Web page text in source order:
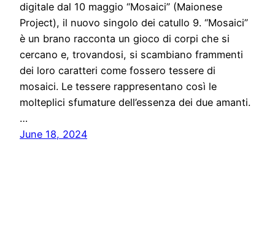
digitale dal 10 maggio “Mosaici” (Maionese
Project), il nuovo singolo dei catullo 9. “Mosaici”
è un brano racconta un gioco di corpi che si
cercano e, trovandosi, si scambiano frammenti
dei loro caratteri come fossero tessere di
mosaici. Le tessere rappresentano così le
molteplici sfumature dell’essenza dei due amanti.
…
June 18, 2024